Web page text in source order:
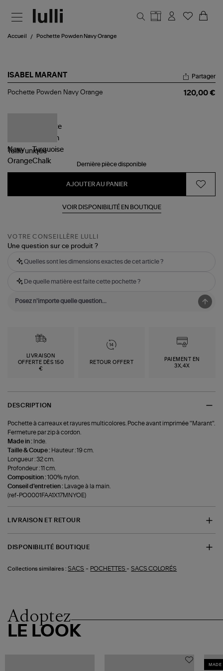
Accueil Pochette Powden Navy Orange
ISABEL MARANT
Pochette
Partager
Pochette Powden Navy Orange 120,00 €
Tailleunique
Dernière pièce disponible
AJOUTER AU PANIER
VOIR DISPONIBILITÉ EN BOUTIQUE
VOTRE CONSEILLÈRE LULLI
Une question sur ce produit ?
Quelles sont les dimensions exactes de cet article ?
De quelle matière est faite cette pochette ?
LIVRAISON
OFFERTE DÈS 150
€
RETOUR OFFERT
PAIEMENT EN
3X,4X
DESCRIPTION
Pochette à carreaux et rayures multicolores. Poche avant imprimée "Marant".
Fermeture par zip à cordon.
Made in : Inde.
Taille & Coupe : Hauteur : 19 cm.
Longueur : 32 cm.
Profondeur : 11 cm.
Composition :100% nylon.
Conseil d'entretien : Lavage à la main.
(ref-PO0001FAA1X17MNYOE)
LIVRAISON ET RETOUR
DISPONIBILITÉ BOUTIQUE
Collections similaires : SACS - POCHETTES -SACS COLORÉS
Adoptez
LE LOOK
MADE